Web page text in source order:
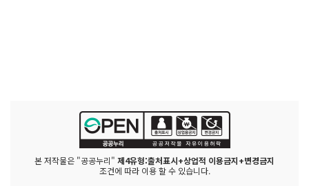
본 저작물은 "공공누리" 제4유형:출처표시+상업적 이용금지+변경금지
조건에 따라 이용 할 수 있습니다.